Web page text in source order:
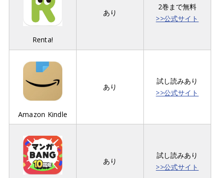
Renta!
あり
2巻まで無料
>>公式サイト
Amazon Kindle
あり
試し読みあり
>>公式サイト
あり
試し読みあり
>>公式サイト